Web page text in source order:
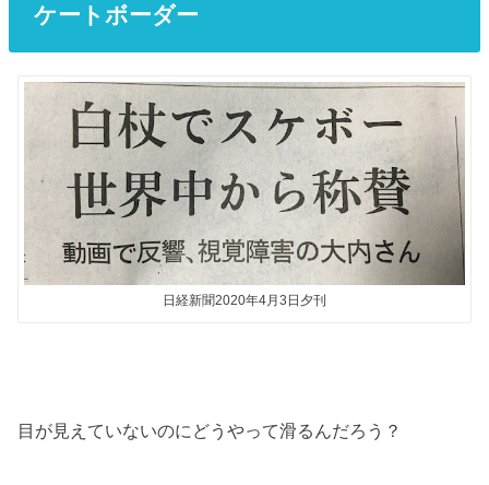
ケートボーダー
日経新聞2020年4月3日夕刊
目が見えていないのにどうやって滑るんだろう？